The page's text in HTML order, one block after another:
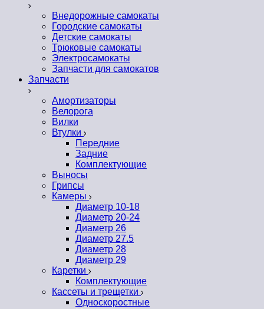
Внедорожные самокаты
Городские самокаты
Детские самокаты
Трюковые самокаты
Электросамокаты
Запчасти для самокатов
Запчасти
Амортизаторы
Велорога
Вилки
Втулки
Передние
Задние
Комплектующие
Выносы
Грипсы
Камеры
Диаметр 10-18
Диаметр 20-24
Диаметр 26
Диаметр 27.5
Диаметр 28
Диаметр 29
Каретки
Комплектующие
Кассеты и трещетки
Односкоростные